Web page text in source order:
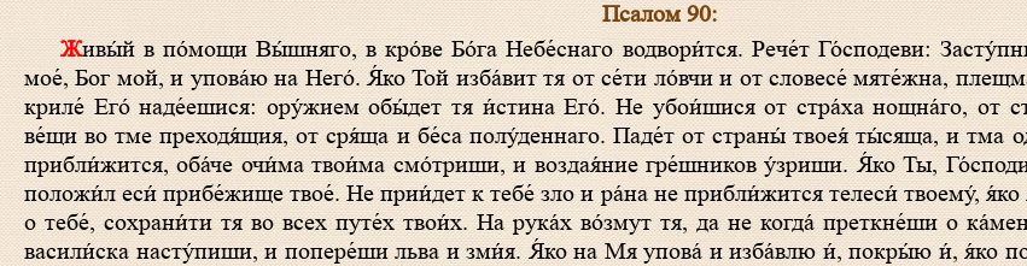
Псалом 90:
Живы́й в по́мощи Вы́шняго, в кро́ве Бо́га Небе́снаго водвори́тся. Рече́т Го́сподеви: Засту́пник мой еси́ и Прибе́жище
мое́, Бог мой, и упова́ю на Него́. Я́ко Той изба́вит тя от се́ти ло́вчи и от словесе́ мяте́жна,
криле́ Его́ наде́ешися: ору́жием обы́дет тя и́стина Его́. Не убои́шися от стра́ха нощна́го, от
ве́щи во тме преходя́щия, от сря́ща и бе́са полу́деннаго. Паде́т от страны́ твоея́ ты́сяща, и тма
прибли́жится, оба́че очи́ма твои́ма смо́триши, и воздая́ние гре́шников у́зриши. Я́ко Ты,
положи́л еси́ прибе́жище твое́. Не прии́дет к тебе́ зло и ра́на не прибли́жится телеси́ твоему́,
о тебе́, сохрани́ти тя во всех путе́х твои́х. На рука́х во́змут тя, да не когда́ преткне́ши о
васили́ска насту́пиши, и попере́ши льва и зми́я. Я́ко на Мя упова́ и изба́влю и́, покры́ю и́, я́ко